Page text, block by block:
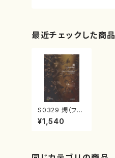
最近チェックした商品
S0329 燭（フル
ートソロ/下山一
二三/楽譜）
¥1,540